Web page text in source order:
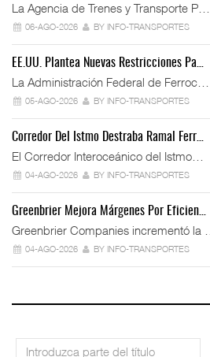
La Agencia de Trenes y Transporte P…
06-AGO-2026 BY INFO-TRANSPORTES
EE.UU. Plantea Nuevas Restricciones Pa…
La Administración Federal de Ferroc…
05-AGO-2026 BY INFO-TRANSPORTES
Corredor Del Istmo Destraba Ramal Ferr…
El Corredor Interoceánico del Istmo…
04-AGO-2026 BY INFO-TRANSPORTES
Greenbrier Mejora Márgenes Por Eficien…
Greenbrier Companies incrementó la …
04-AGO-2026 BY INFO-TRANSPORTES
Introduzca